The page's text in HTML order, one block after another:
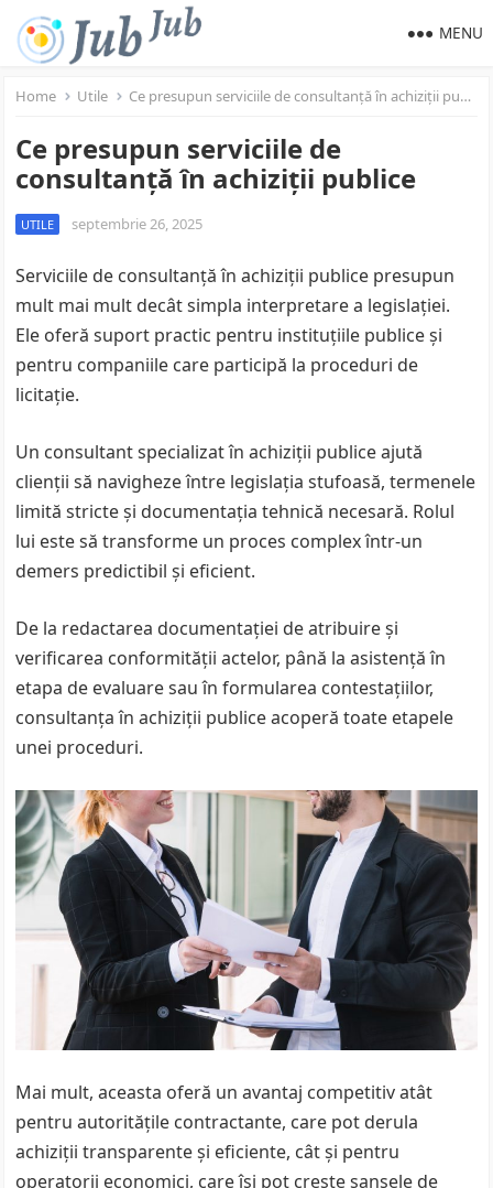
MENU
Home Utile Ce presupun serviciile de consultanță în achiziții publice
Ce presupun serviciile de
consultanță în achiziții publice
UTILE septembrie 26, 2025
Serviciile de consultanță în achiziții publice presupun
mult mai mult decât simpla interpretare a legislației.
Ele oferă suport practic pentru instituțiile publice și
pentru companiile care participă la proceduri de
licitație.
Un consultant specializat în achiziții publice ajută
clienții să navigheze între legislația stufoasă, termenele
limită stricte și documentația tehnică necesară. Rolul
lui este să transforme un proces complex într-un
demers predictibil și eficient.
De la redactarea documentației de atribuire și
verificarea conformității actelor, până la asistență în
etapa de evaluare sau în formularea contestațiilor,
consultanța în achiziții publice acoperă toate etapele
unei proceduri.
Mai mult, aceasta oferă un avantaj competitiv atât
pentru autoritățile contractante, care pot derula
achiziții transparente și eficiente, cât și pentru
operatorii economici, care își pot crește șansele de